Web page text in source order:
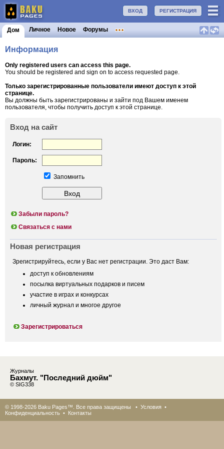
РЕГИСТРАЦИЯ
ВХОД
Дом Личное Новое Форумы
Информация
Only registered users can access this page.
You should be registered and sign on to access requested page.
Только зарегистрированные пользователи имеют доступ к этой
странице.
Вы должны быть зарегистрированы и зайти под Вашем именем
пользователя, чтобы получить доступ к этой странице.
Вход на сайт
Логин:
Пароль:
Запомнить
Забыли пароль?
Связаться с нами
Новая регистрация
Зрегистрируйтесь, если у Вас нет регистрации. Это даст Вам:
доступ к обновлениям
посылка виртуальных подарков и писем
участие в играх и конкурсах
личный журнал и многое другое
Зарегистрироваться
Журналы
Бахмут. "Последний дюйм"
© SIG338
© 1998-2026 Baku Pages™. Все права защищены • Условия •
Конфиденциальность • Контакты